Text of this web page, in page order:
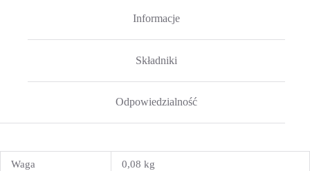
Informacje
Składniki
Odpowiedzialność
Waga 0,08 kg